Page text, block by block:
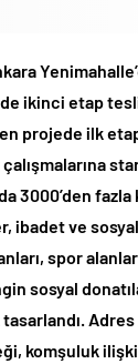
ikinci etap
projede ilk
3000’den fazla
ve sosyal
spor
sosyal
komşuluk